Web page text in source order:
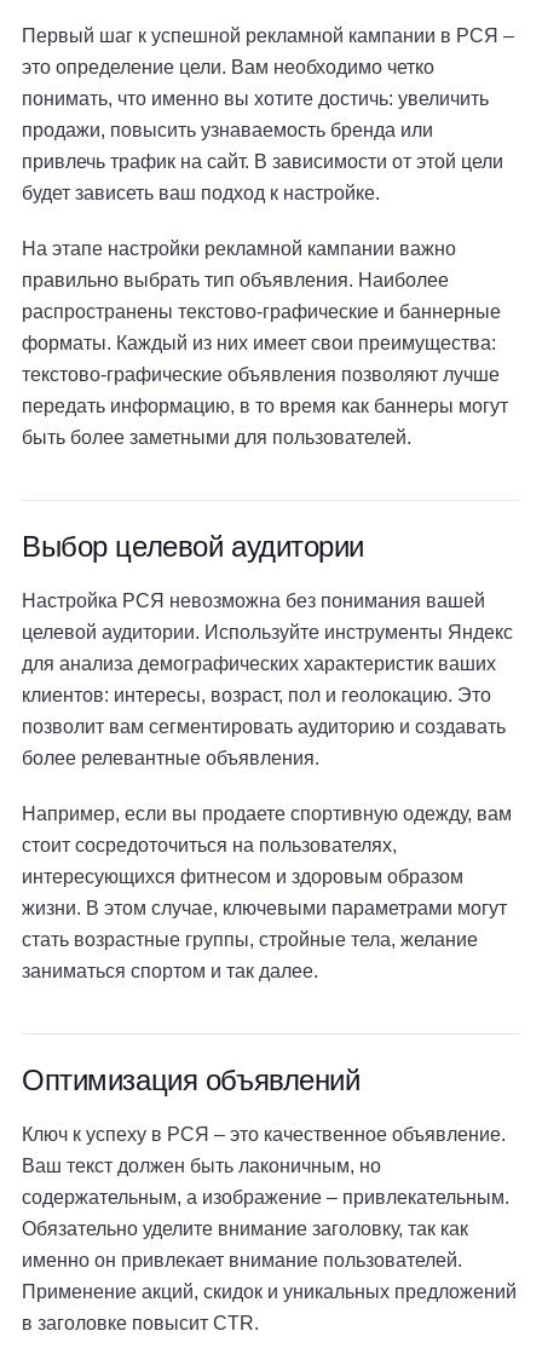
Первый шаг к успешной рекламной кампании в РСЯ –
это определение цели. Вам необходимо четко
понимать, что именно вы хотите достичь: увеличить
продажи, повысить узнаваемость бренда или
привлечь трафик на сайт. В зависимости от этой цели
будет зависеть ваш подход к настройке.
На этапе настройки рекламной кампании важно
правильно выбрать тип объявления. Наиболее
распространены текстово-графические и баннерные
форматы. Каждый из них имеет свои преимущества:
текстово-графические объявления позволяют лучше
передать информацию, в то время как баннеры могут
быть более заметными для пользователей.
Выбор целевой аудитории
Настройка РСЯ невозможна без понимания вашей
целевой аудитории. Используйте инструменты Яндекс
для анализа демографических характеристик ваших
клиентов: интересы, возраст, пол и геолокацию. Это
позволит вам сегментировать аудиторию и создавать
более релевантные объявления.
Например, если вы продаете спортивную одежду, вам
стоит сосредоточиться на пользователях,
интересующихся фитнесом и здоровым образом
жизни. В этом случае, ключевыми параметрами могут
стать возрастные группы, стройные тела, желание
заниматься спортом и так далее.
Оптимизация объявлений
Ключ к успеху в РСЯ – это качественное объявление.
Ваш текст должен быть лаконичным, но
содержательным, а изображение – привлекательным.
Обязательно уделите внимание заголовку, так как
именно он привлекает внимание пользователей.
Применение акций, скидок и уникальных предложений
в заголовке повысит CTR.